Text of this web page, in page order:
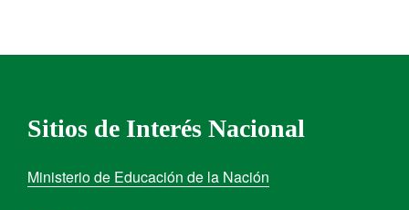
Sitios de Interés Nacional
Ministerio de Educación de la Nación